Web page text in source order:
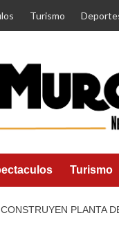
Turismo
Turismo
CONSTRUYEN PLANTA